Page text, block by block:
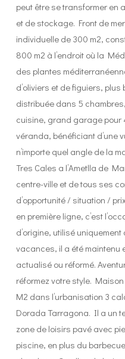
peut être se transformer en
et de stockage. Front de
individuelle de 300 m2,
800 m2 à l’endroit où la
des plantes
d’oliviers et de figuiers,
distribuée dans 5
cuisine, grand garage pour
véranda, bénéficiant d’une
n’importe quel angle de la
Tres Cales a l’Ametlla de
centre-ville et de tous ses
d’opportunité / situation /
en première ligne, c’est
d’origine, utilisé
vacances, il a été maintenu
actualisé ou réformé.
réformez votre style.
M2 dans l’urbanisation 3
Dorada Tarragona. Il a un
zone de loisirs pavé avec
piscine, en plus du